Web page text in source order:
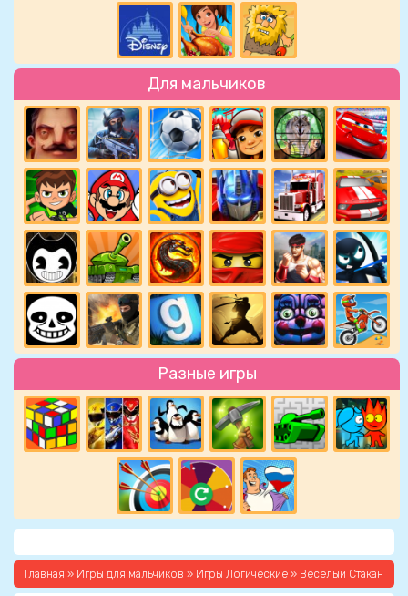
Для мальчиков
Разные игры
Главная » Игры для мальчиков » Игры Логические » Веселый Стакан